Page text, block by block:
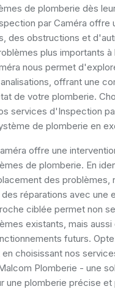
de plomberie dès
par Caméra offre
des obstructions et
plus importants à
nous permet
offrant une
de votre plomberie.
services d'Inspection
de plomberie en
offre une
de plomberie. En
des problèmes,
réparations avec une
ciblée permet non
existants, mais
futurs.
choisissant nos
Plomberie - une
une plomberie précise et